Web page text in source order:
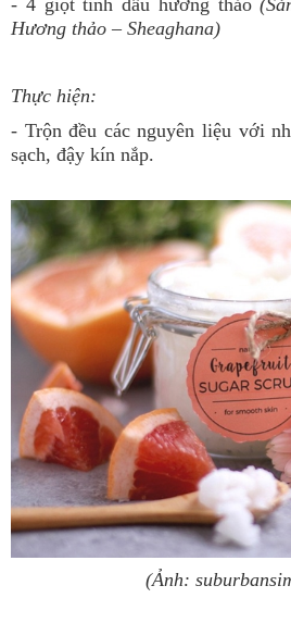
- 4 giọt tinh dầu hương thảo
Hương thảo – Sheaghana)
Thực hiện:
- Trộn đều các nguyên liệu với
sạch, đậy kín nắp.
(Ảnh: